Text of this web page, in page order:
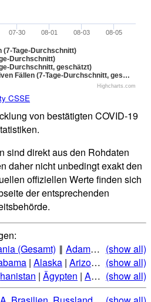
(7-Tage-Durchschnitt)
Durchschnitt)
Durchschnitt, geschätzt)
Fällen (7-Tage-Durchschnitt, ges…
07-30 08-01 08-03 08-05
Highcharts.com
CSSE
von bestätigten COVID-19
sind direkt aus den Rohdaten
daher nicht unbedingt exakt den
offiziellen Werte finden sich
der entsprechenden
(Gesamt) ‖ Adams | Allegheny|
(show all)
| Alaska | Arizona |Arkansas
(show all)
| Ägypten | Albanien |
(show all)